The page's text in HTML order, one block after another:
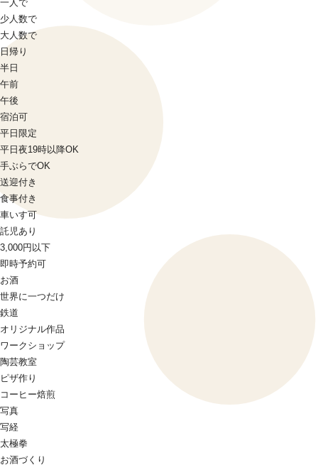
一人で
少人数で
大人数で
日帰り
半日
午前
午後
宿泊可
平日限定
平日夜19時以降OK
手ぶらでOK
送迎付き
食事付き
車いす可
託児あり
3,000円以下
即時予約可
お酒
世界に一つだけ
鉄道
オリジナル作品
ワークショップ
陶芸教室
ピザ作り
コーヒー焙煎
写真
写経
太極拳
お酒づくり